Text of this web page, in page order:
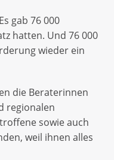
Es gab 76 000
hatten. Und 76 000
wieder ein
die Beraterinnen
regionalen
sowie auch
weil ihnen alles